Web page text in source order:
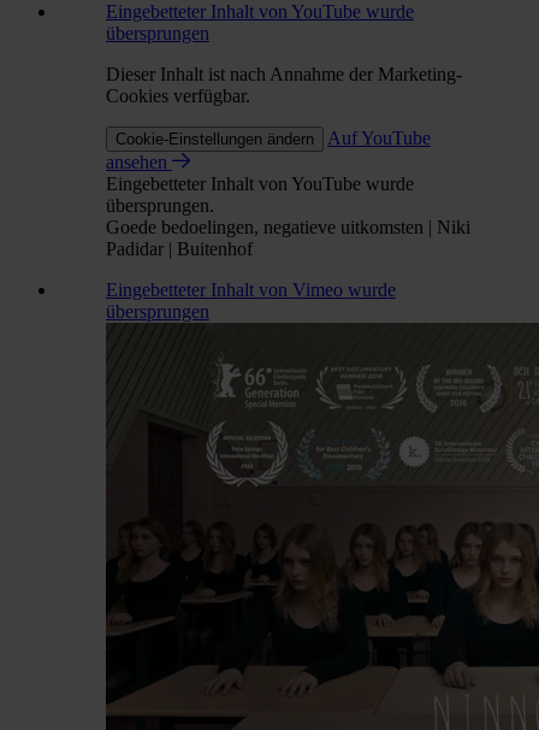
Eingebetteter Inhalt von YouTube wurde
übersprungen
Dieser Inhalt ist nach Annahme der Marketing-
Cookies verfügbar.
Cookie-Einstellungen ändern
Auf YouTube
ansehen
Eingebetteter Inhalt von YouTube wurde
übersprungen.
Goede bedoelingen, negatieve uitkomsten | Niki
Padidar | Buitenhof
Eingebetteter Inhalt von Vimeo wurde
übersprungen